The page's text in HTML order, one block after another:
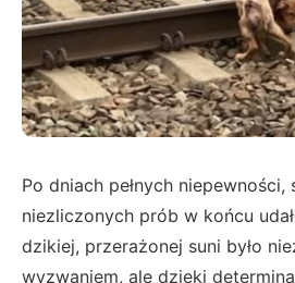
Po dniach pełnych niepewności,
niezliczonych prób w końcu
dzikiej, przerażonej suni było
wyzwaniem, ale dzięki